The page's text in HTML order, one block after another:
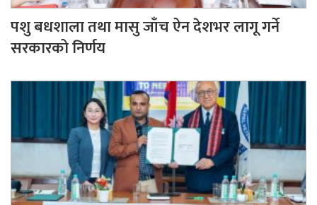
पशु बधशाला तथा मासु जाँच ऐन देशभर लागू गर्ने
सरकारको निर्णय